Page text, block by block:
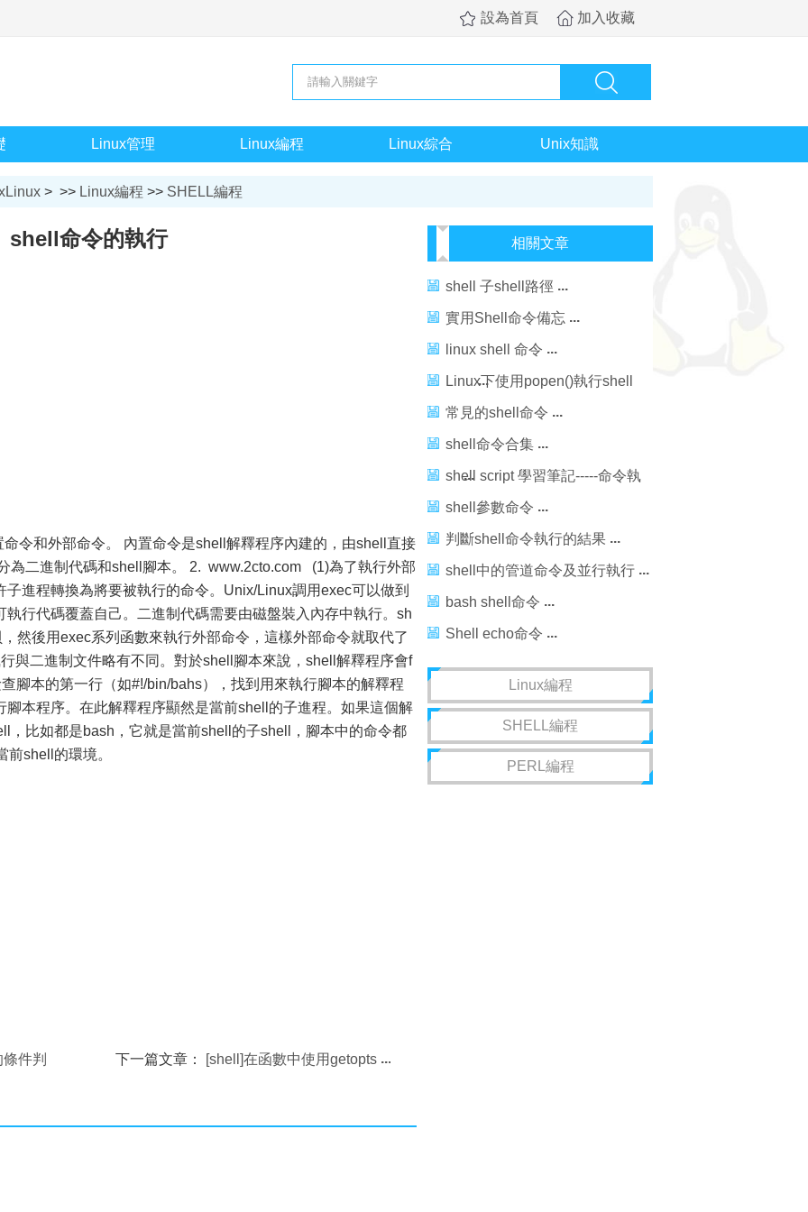
設為首頁 加入收藏
Linux管理 Linux編程 Linux綜合 Unix知識
> >> Linux編程 >> SHELL編程
shell命令的執行
令和外部命令。 內置命令是shell解釋程序內建的，由shell直接
為二進制代碼和shell腳本。 2. www.2cto.com (1)為了執行外部
進程轉換為將要被執行的命令。Unix/Linux調用exec可以做到
行代碼覆蓋自己。二進制代碼需要由磁盤裝入內存中執行。sh
然後用exec系列函數來執行外部命令，這樣外部命令就取代了
與二進制文件略有不同。對於shell腳本來說，shell解釋程序會f
腳本的第一行（如#!/bin/bahs），找到用來執行腳本的解釋程
本程序。在此解釋程序顯然是當前shell的子進程。如果這個解
，比如都是bash，它就是當前shell的子shell，腳本中的命令都
shell的環境。
件判 下一篇文章： [shell]在函數中使用getopts
相關文章
shell 子shell路徑
實用Shell命令備忘
linux shell 命令
Linux下使用popen()執行shell
命令
常見的shell命令
shell命令合集
shell script 學習筆記-----命令執
行
shell參數命令
判斷shell命令執行的結果
shell中的管道命令及並行執行
bash shell命令
Shell echo命令
Linux編程
SHELL編程
PERL編程